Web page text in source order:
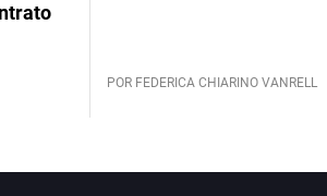
POR FEDERICA CHIARINO VANRELL